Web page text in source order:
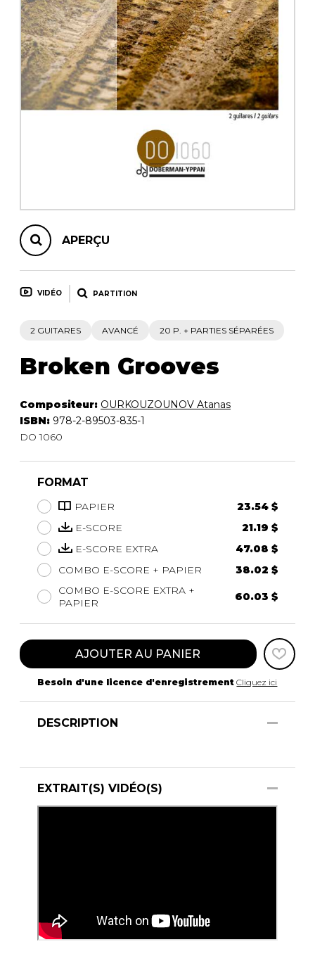
AUTRES PRODUITS
APERÇU
VIDÉO PARTITION
2 GUITARES AVANCÉ 20 P. + PARTIES SÉPARÉES
Broken Grooves
Compositeur: OURKOUZOUNOV Atanas
ISBN: 978-2-89503-835-1
DO 1060
FORMAT
PAPIER
23.54 $
E-SCORE
21.19 $
E-SCORE EXTRA
47.08 $
COMBO E-SCORE + PAPIER
38.02 $
COMBO E-SCORE EXTRA +
PAPIER
60.03 $
AJOUTER AU PANIER
Besoin d'une licence d'enregistrement Cliquez ici
DESCRIPTION
EXTRAIT(S) VIDÉO(S)